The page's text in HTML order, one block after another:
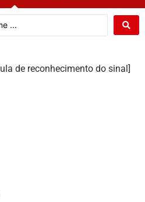
de reconhecimento do sinal]